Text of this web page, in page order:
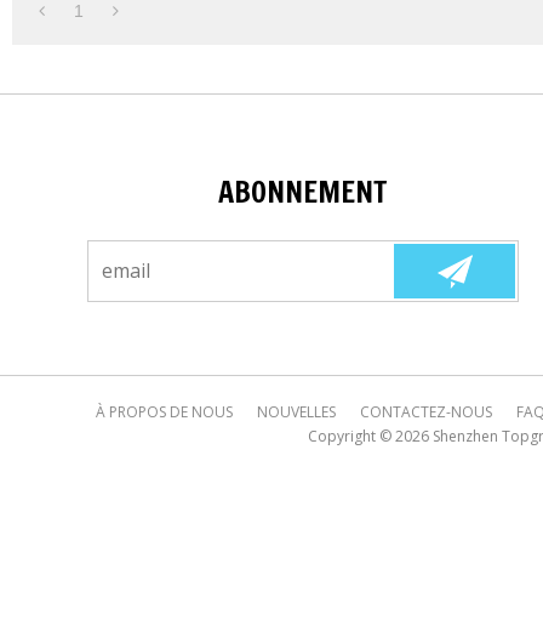
1
ABONNEMENT
À PROPOS DE NOUS NOUVELLES CONTACTEZ-NOUS
Copyright © 2026 Shenzhen